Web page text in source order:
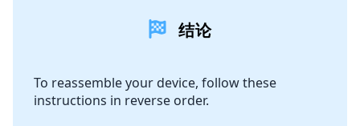
结论
To reassemble your device, follow these
instructions in reverse order.